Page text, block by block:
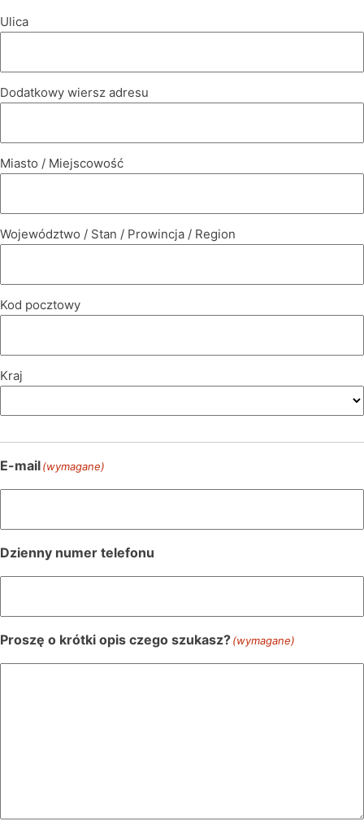
Ulica
Dodatkowy wiersz adresu
Miasto / Miejscowość
Województwo / Stan / Prowincja / Region
Kod pocztowy
Kraj
E-mail(wymagane)
Dzienny numer telefonu
Proszę o krótki opis czego szukasz?(wymagane)